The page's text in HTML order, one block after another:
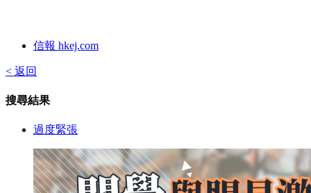
信報 hkej.com
< 返回
搜尋結果
過度緊張